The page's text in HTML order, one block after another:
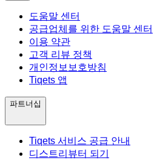
도움말 센터
공급업체를 위한 도움말 센터
이용 약관
고객 리뷰 정책
개인정보보호방침
Tiqets 앱
파트너십
Tiqets 서비스 공급 안내
디스트리뷰터 되기